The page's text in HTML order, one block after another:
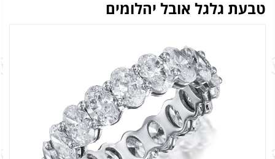
טבעת גלגל אובל יהלומים